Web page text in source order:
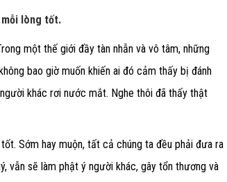
lòng tốt.
một thế giới đầy tàn nhẫn và vô tâm, những
bao giờ muốn khiến ai đó cảm thấy bị đánh
khác rơi nước mắt. Nghe thôi đã thấy thật
Sớm hay muộn, tất cả chúng ta đều phải đưa ra
vẫn sẽ làm phật ý người khác, gây tổn thương và